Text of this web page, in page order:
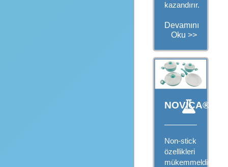
kazandırır.
Devamını
Oku >>
NOVICA®
Non-stick
özellikleri
mükemmeldir,